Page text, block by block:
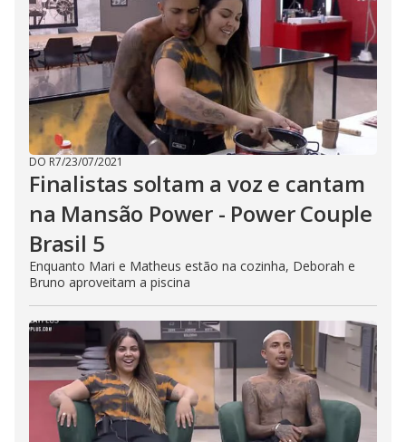
DO R7/23/07/2021
Finalistas soltam a voz e cantam
na Mansão Power - Power Couple
Brasil 5
Enquanto Mari e Matheus estão na cozinha, Deborah e
Bruno aproveitam a piscina